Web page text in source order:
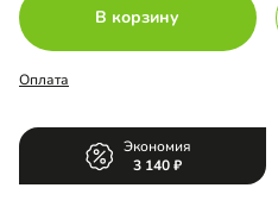
В корзину
Оплата
Экономия
3 140